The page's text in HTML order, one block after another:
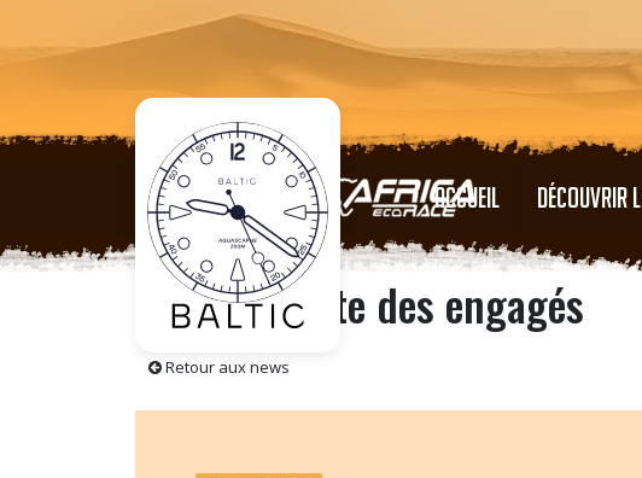
ACCUEIL DÉCOUVRIR
AER 24 | Liste des engagés
Retour aux news